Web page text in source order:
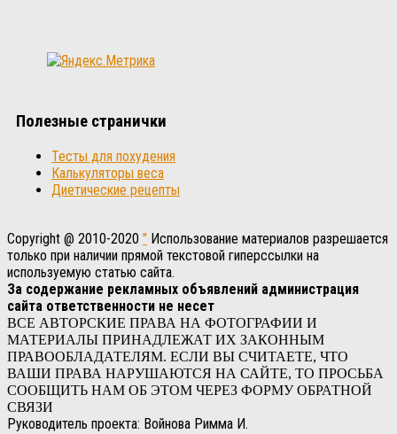
Полезные странички
Тесты для похудения
Калькуляторы веса
Диетические рецепты
Copyright @ 2010-2020 " Использование материалов разрешается
только при наличии прямой текстовой гиперссылки на
используемую статью сайта.
За содержание рекламных объявлений администрация
сайта ответственности не несет
ВСЕ АВТОРСКИЕ ПРАВА НА ФОТОГРАФИИ И
МАТЕРИАЛЫ ПРИНАДЛЕЖАТ ИХ ЗАКОННЫМ
ПРАВООБЛАДАТЕЛЯМ. ЕСЛИ ВЫ СЧИТАЕТЕ, ЧТО
ВАШИ ПРАВА НАРУШАЮТСЯ НА САЙТЕ, ТО ПРОСЬБА
СООБЩИТЬ НАМ ОБ ЭТОМ ЧЕРЕЗ ФОРМУ ОБРАТНОЙ
СВЯЗИ
Руководитель проекта: Войнова Римма И.